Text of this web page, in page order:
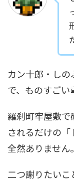
カン十郎・し
で、ものすごい
羅刹町牢屋敷
されるだけの
全然ありません。
二つ謝りたいこ